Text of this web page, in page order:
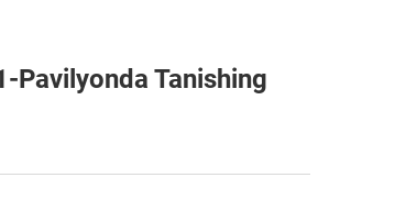
Pavilyonda Tanishing